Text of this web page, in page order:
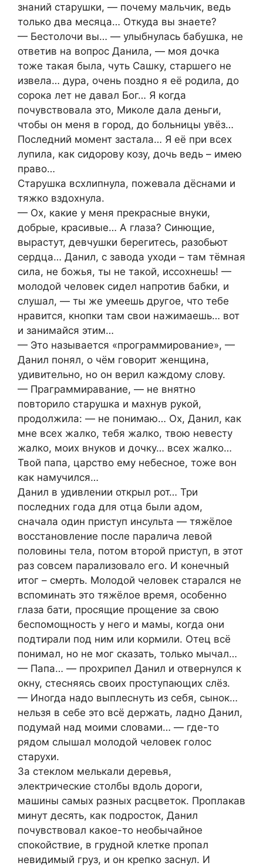
знаний старушки, — почему мальчик, ведь
только два месяца… Откуда вы знаете?
— Бестолочи вы… — улыбнулась бабушка, не
ответив на вопрос Данила, — моя дочка
тоже такая была, чуть Сашку, старшего не
извела… дура, очень поздно я её родила, до
сорока лет не давал Бог… Я когда
почувствовала это, Миколе дала деньги,
чтобы он меня в город, до больницы увёз…
Последний момент застала… Я её при всех
лупила, как сидорову козу, дочь ведь – имею
право…
Старушка всхлипнула, пожевала дёснами и
тяжко вздохнула.
— Ох, какие у меня прекрасные внуки,
добрые, красивые… А глаза? Синющие,
вырастут, девчушки берегитесь, разобьют
сердца… Данил, с завода уходи – там тёмная
сила, не божья, ты не такой, иссохнешь! —
молодой человек сидел напротив бабки, и
слушал, — ты же умеешь другое, что тебе
нравится, кнопки там свои нажимаешь… вот
и занимайся этим…
— Это называется «программирование», —
Данил понял, о чём говорит женщина,
удивительно, но он верил каждому слову.
— Праграммиравание, — не внятно
повторило старушка и махнув рукой,
продолжила: — не понимаю… Ох, Данил, как
мне всех жалко, тебя жалко, твою невесту
жалко, моих внуков и дочку… всех жалко…
Твой папа, царство ему небесное, тоже вон
как намучился…
Данил в удивлении открыл рот… Три
последних года для отца были адом,
сначала один приступ инсульта — тяжёлое
восстановление после паралича левой
половины тела, потом второй приступ, в этот
раз совсем парализовало его. И конечный
итог – смерть. Молодой человек старался не
вспоминать это тяжёлое время, особенно
глаза бати, просящие прощение за свою
беспомощность у него и мамы, когда они
подтирали под ним или кормили. Отец всё
понимал, но не мог сказать, только мычал…
— Папа… — прохрипел Данил и отвернулся к
окну, стесняясь своих проступающих слёз.
— Иногда надо выплеснуть из себя, сынок…
нельзя в себе это всё держать, ладно Данил,
подумай над моими словами… — где-то
рядом слышал молодой человек голос
старухи.
За стеклом мелькали деревья,
электрические столбы вдоль дороги,
машины самых разных расцветок. Проплакав
минут десять, как подросток, Данил
почувствовал какое-то необычайное
спокойствие, в грудной клетке пропал
невидимый груз, и он крепко заснул. И